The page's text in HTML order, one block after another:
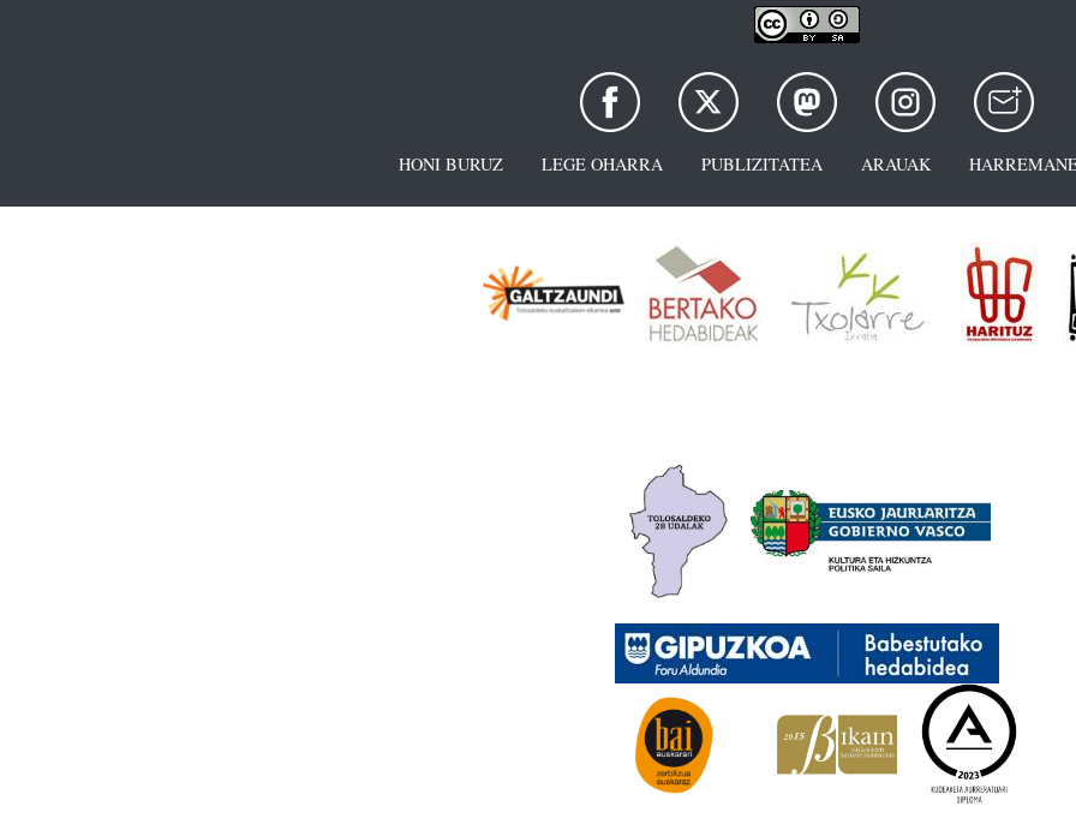
HONI BURUZ LEGE OHARRA PUBLIZITATEA ARAUAK